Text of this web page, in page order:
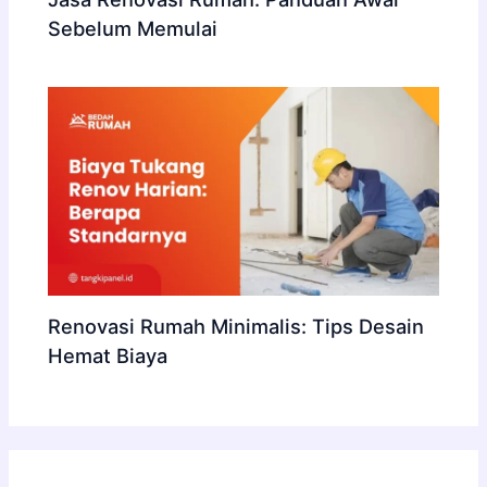
Sebelum Memulai
Renovasi Rumah Minimalis: Tips Desain
Hemat Biaya